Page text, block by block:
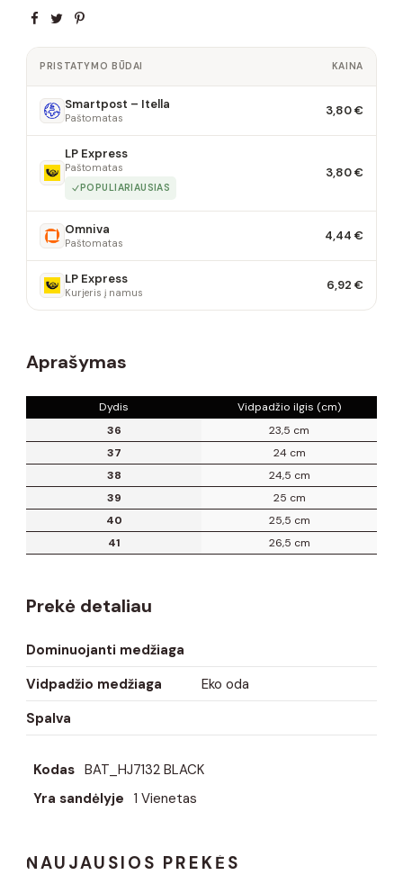
PRISTATYMO BŪDAI KAINA
Smartpost – Itella
Paštomatas 3,80 €
LP Express
Paštomatas
POPULIARIAUSIAS
3,80 €
Omniva
Paštomatas 4,44 €
LP Express
Kurjeris į namus 6,92 €
Aprašymas
Dydis
Vidpadžio ilgis (cm)
36
23,5 cm
37
24 cm
38
24,5 cm
39
25 cm
40
25,5 cm
41
26,5 cm
Prekė detaliau
Dominuojanti medžiaga
Vidpadžio medžiaga
Eko oda
Spalva
Kodas BAT_HJ7132 BLACK
Yra sandėlyje 1 Vienetas
NAUJAUSIOS PREKĖS